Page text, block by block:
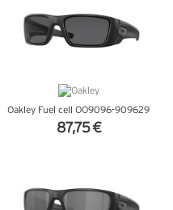
Oakley Fuel cell OO9096-909629
87,75 €